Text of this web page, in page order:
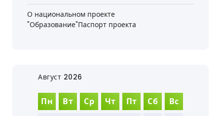
О национальном проекте
"Образование"Паспорт проекта
Август 2026
Пн Вт Ср Чт Пт Сб Вс